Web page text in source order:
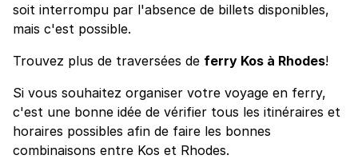
soit interrompu par l'absence de billets disponibles,
mais c'est possible.
Trouvez plus de traversées de ferry Kos à Rhodes!
Si vous souhaitez organiser votre voyage en ferry,
c'est une bonne idée de vérifier tous les itinéraires et
horaires possibles afin de faire les bonnes
combinaisons entre Kos et Rhodes.